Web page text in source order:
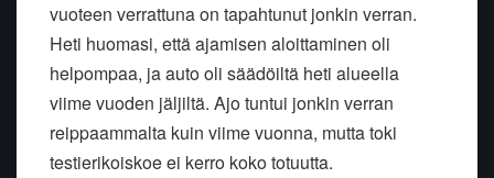
vuoteen verrattuna on tapahtunut jonkin verran.
Heti huomasi, että ajamisen aloittaminen oli
helpompaa, ja auto oli säädöiltä heti alueella
viime vuoden jäljiltä. Ajo tuntui jonkin verran
reippaammalta kuin viime vuonna, mutta toki
testierikoiskoe ei kerro koko totuutta.